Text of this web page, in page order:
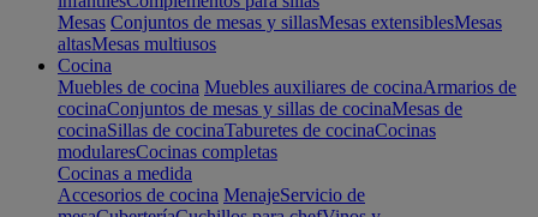
Mesas Conjuntos de mesas y sillasMesas extensiblesMesas
altasMesas multiusos
Cocina
Muebles de cocina Muebles auxiliares de cocinaArmarios de
cocinaConjuntos de mesas y sillas de cocinaMesas de
cocinaSillas de cocinaTaburetes de cocinaCocinas
modularesCocinas completas
Cocinas a medida
Accesorios de cocina MenajeServicio de